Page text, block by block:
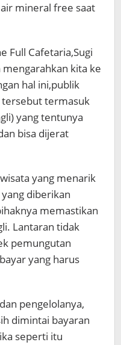
mineral free saat
Full Cafetaria,Sugi
kita ke
hal ini,publik
tersebut termasuk
yang tentunya
bisa dijerat
yang menarik
diberikan
memastikan
Lantaran tidak
pemungutan
yang harus
pengelolanya,
dimintai bayaran
seperti itu